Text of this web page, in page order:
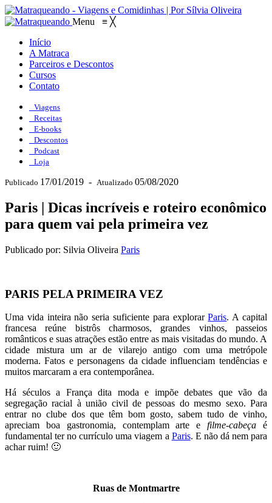
Menu ≡ ╳
Início
A Matraca
Parceiros e Descontos
Cursos
Contato
Viagens
Receitas
E-books
Descontos
Podcast
Loja
Publicado 17/01/2019 - Atualizado 05/08/2020
Paris | Dicas incríveis e roteiro econômico
para quem vai pela primeira vez
Publicado por: Silvia Oliveira Paris
PARIS PELA PRIMEIRA VEZ
Uma vida inteira não seria suficiente para explorarParis. A capital
francesa reúne bistrôs charmosos, grandes vinhos, passeios
românticos e suas atrações estão entre as mais visitadas do mundo. A
cidade mistura um ar de vilarejo antigo com uma metrópole
moderna. Fatos e personagens da cidade influenciam tendências e
muitos marcaram a era contemporânea.
Há séculos a França dita moda e impõe debates que vão da
segregação racial à união civil de pessoas do mesmo sexo. Para
entrar no clube dos que têm bom gosto, sabem tudo de vinho,
apreciam boa gastronomia, contemplam arte efilme-cabeça é
fundamental ter no currículo uma viagem a Paris. E não dá nem para
achar ruim! 🙂
Ruas de Montmartre